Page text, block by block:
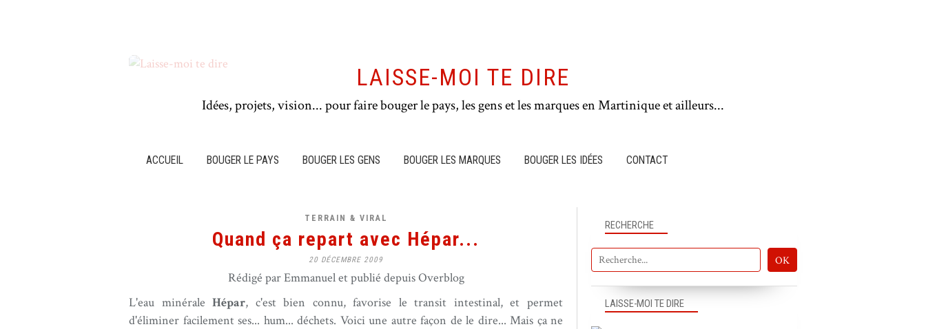
LAISSE-MOI TE DIRE
Idées, projets, vision... pour faire bouger le pays, les gens et les marques en Martinique et ailleurs...
ACCUEIL BOUGER LE PAYS BOUGER LES GENS BOUGER LES MARQUES BOUGER LES IDÉES CONTACT
TERRAIN & VIRAL
Quand ça repart avec Hépar...
20 DÉCEMBRE 2009
Rédigé par Emmanuel et publié depuis Overblog
L'eau minéraleHépar, c'est bien connu, favorise le transit intestinal, et permet
d'éliminer facilement ses... hum... déchets. Voici une autre façon de le dire... Mais ça ne
RECHERCHE
LAISSE-MOI TE DIRE